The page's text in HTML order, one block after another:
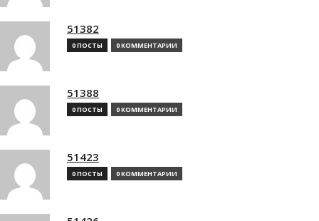
51382
0 ПОСТЫ 0 КОММЕНТАРИИ
51388
0 ПОСТЫ 0 КОММЕНТАРИИ
51423
0 ПОСТЫ 0 КОММЕНТАРИИ